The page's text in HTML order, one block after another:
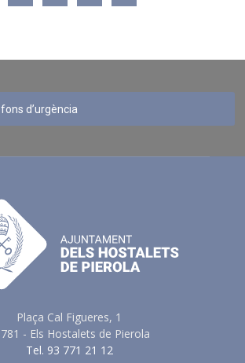
d’urgència
Plaça Cal Figueres, 1
- Els Hostalets de Pierola
Tel. 93 771 21 12